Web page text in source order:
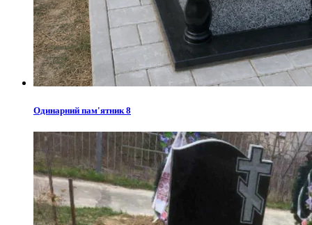
Одинарний пам'ятник 8